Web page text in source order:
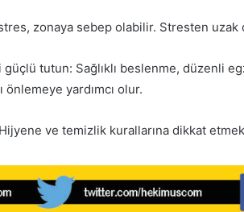
zonaya sebep olabilir. Stresten uzak
güçlü tutun: Sağlıklı beslenme, düzenli
yardımcı olur.
ve temizlik kurallarına dikkat etmek